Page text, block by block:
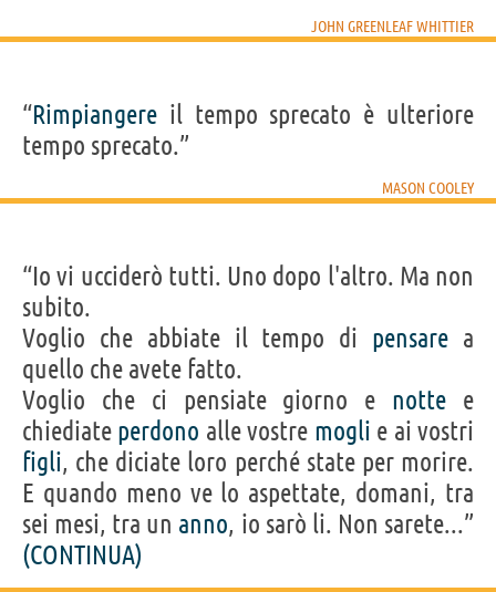
JOHN GREENLEAF WHITTIER
“Rimpiangere il tempo sprecato è ulteriore
tempo sprecato.”
MASON COOLEY
“Io vi ucciderò tutti. Uno dopo l'altro. Ma non
subito.
Voglio che abbiate il tempo di pensare a
quello che avete fatto.
Voglio che ci pensiate giorno e notte e
chiediate perdono alle vostre mogli e ai vostri
figli, che diciate loro perché state per morire.
E quando meno ve lo aspettate, domani, tra
sei mesi, tra un anno, io sarò li. Non sarete...”
(CONTINUA)